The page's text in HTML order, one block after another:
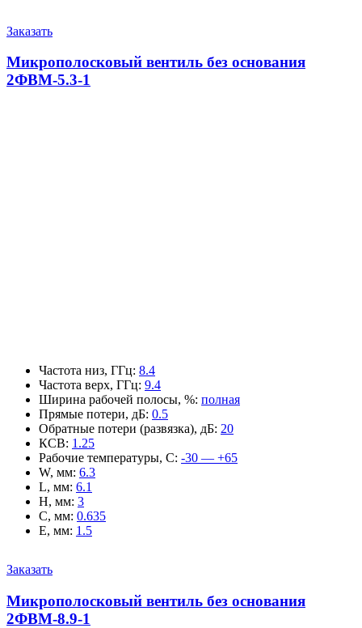
Заказать
Микрополосковый вентиль без основания
2ФВМ-5.3-1
Частота низ, ГГц: 8.4
Частота верх, ГГц: 9.4
Ширина рабочей полосы, %: полная
Прямые потери, дБ: 0.5
Обратные потери (развязка), дБ: 20
КСВ: 1.25
Рабочие температуры, С: -30 — +65
W, мм: 6.3
L, мм: 6.1
H, мм: 3
C, мм: 0.635
E, мм: 1.5
Заказать
Микрополосковый вентиль без основания
2ФВМ-8.9-1